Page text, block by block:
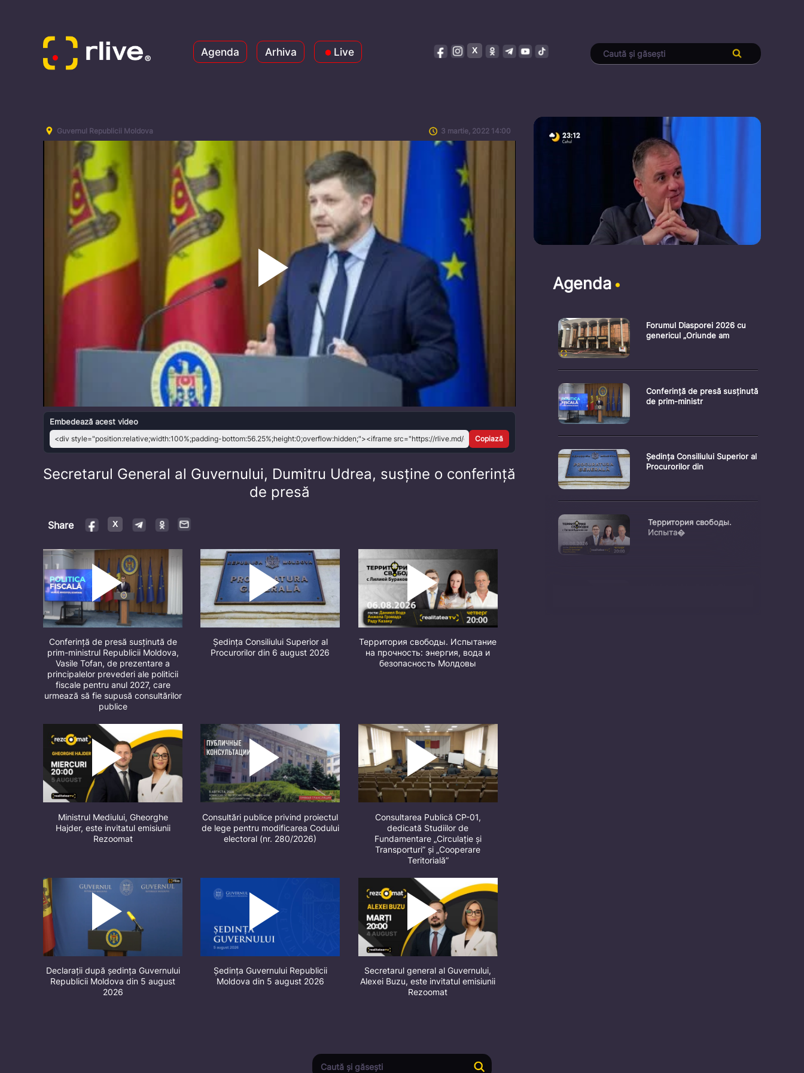
Agenda Arhiva Live
Guvernul Republicii Moldova 3 martie, 2022 14:00
Play
Video
Embedează acest video
Copiază
Secretarul General al Guvernului, Dumitru Udrea, susține o conferință
de presă
Share
Conferință de presă susținută de
prim-ministrul Republicii Moldova,
Vasile Tofan, de prezentare a
principalelor prevederi ale politicii
fiscale pentru anul 2027, care
urmează să fie supusă consultărilor
publice
Ședința Consiliului Superior al
Procurorilor din 6 august 2026
Территория свободы. Испытание
на прочность: энергия, вода и
безопасность Молдовы
Ministrul Mediului, Gheorghe
Hajder, este invitatul emisiunii
Rezoomat
Consultări publice privind proiectul
de lege pentru modificarea Codului
electoral (nr. 280/2026)
Consultarea Publică CP-01,
dedicată Studiilor de
Fundamentare „Circulație și
Transporturi” și „Cooperare
Teritorială”
Declarații după ședința Guvernului
Republicii Moldova din 5 august
2026
Ședința Guvernului Republicii
Moldova din 5 august 2026
Secretarul general al Guvernului,
Alexei Buzu, este invitatul emisiunii
Rezoomat
Agenda
Forumul Diasporei 2026 cu
genericul „Oriunde am
Conferință de presă susținută
de prim-ministr
Ședința Consiliului Superior al
Procurorilor din
Территория свободы.
Испыта�